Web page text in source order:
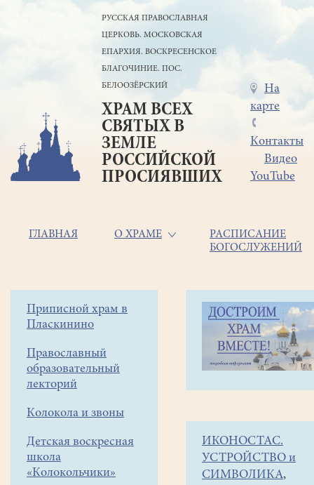
РУССКАЯ ПРАВОСЛАВНАЯ
ЦЕРКОВЬ. МОСКОВСКАЯ
ЕПАРХИЯ. ВОСКРЕСЕНСКОЕ
БЛАГОЧИНИЕ. ПОС.
БЕЛООЗЁРСКИЙ
ХРАМ ВСЕХ
СВЯТЫХ В
ЗЕМЛЕ
РОССИЙСКОЙ
ПРОСИЯВШИХ
Меню
в
шапке
На
карте
Контакты
Видео
YouTube
Основная
ГЛАВНАЯ О ХРАМЕ
РАСПИСАНИЕ
БОГОСЛУЖЕНИЙ
Боковое
меню
Приписной храм в
Пласкинино
Православный
образовательный
лекторий
Колокола и звоны
Детская воскресная
школа
«Колокольчики»
Строка
навигации
Объявления
Уважаемые
субботу,
8 апреля,
после литургии,
ИКОНОСТАС.
УСТРОЙСТВО и
СИМВОЛИКА,